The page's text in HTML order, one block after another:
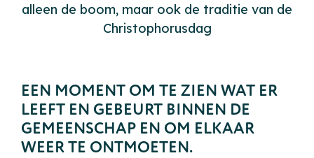
alleen de boom, maar ook de traditie van de
Christophorusdag
EEN MOMENT OM TE ZIEN WAT ER
LEEFT EN GEBEURT BINNEN DE
GEMEENSCHAP EN OM ELKAAR
WEER TE ONTMOETEN.